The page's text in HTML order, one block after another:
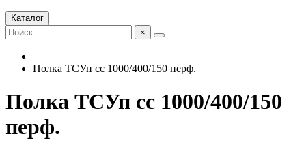
Каталог
×
Полка ТСУп сс 1000/400/150 перф.
Полка ТСУп сс 1000/400/150
перф.